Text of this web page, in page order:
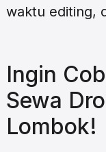
waktu editing,
Ingin
Sewa
Lombok!